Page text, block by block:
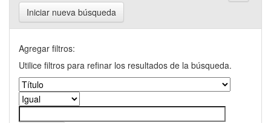
Iniciar nueva búsqueda
Agregar filtros:
Utilice filtros para refinar los resultados de la búsqueda.